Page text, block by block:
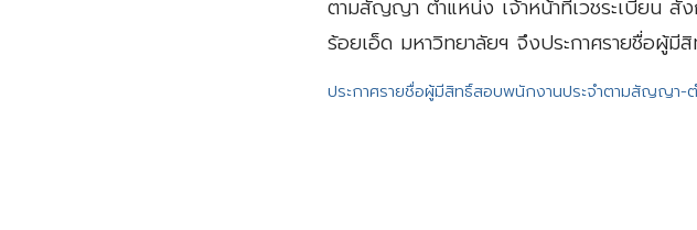
ตามสัญญา ตำแหน่ง เจ้าหน้าที่เวชระเบียน
ร้อยเอ็ด มหาวิทยาลัยฯ จึงประกาศรายชื่อผู้
ประกาศรายชื่อผู้มีสิทธิ์สอบพนักงานประจำตามสัญญา-ต